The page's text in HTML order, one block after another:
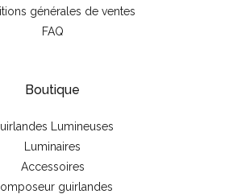
générales de ventes
FAQ
Boutique
Lumineuses
Luminaires
Accessoires
guirlandes